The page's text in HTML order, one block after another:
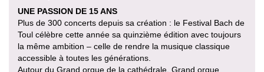
UNE PASSION DE 15 ANS
Plus de 300 concerts depuis sa création : le Festival Bach de
Toul célèbre cette année sa quinzième édition avec toujours
la même ambition – celle de rendre la musique classique
accessible à toutes les générations.
Autour du Grand orgue de la cathédrale, Grand orgue